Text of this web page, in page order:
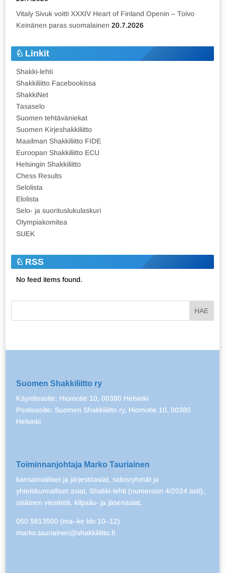
Vitaly Sivuk voitti XXXIV Heart of Finland Openin – Toivo
Keinänen paras suomalainen 20.7.2026
Linkit
Shakki-lehti
Shakkiliitto Facebookissa
ShakkiNet
Tasaselo
Suomen tehtäväniekat
Suomen Kirjeshakkiliitto
Maailman Shakkiliitto FIDE
Euroopan Shakkiliitto ECU
Helsingin Shakkiliitto
Chess Results
Selolista
Elolista
Selo- ja suorituslukulaskuri
Olympiakomitea
SUEK
RSS
No feed items found.
Suomen Shakkiliitto ry
Käyntiosoite: Hiomotie 10, 00380 Helsinki
Postiosoite: Suomen Shakkiliitto ry, Hiomotie 10, 00380
Helsinki
Toiminnanjohtaja Marko Tauriainen
kansainväliset ja järjestöasiat, sidosryhmät ja
yhteiskunnalliset asiat, Shakki-lehti (numeroon 4/2024 asti),
sisäinen viestintä, kilpailu- ja jäsenasiat.
050 5813500 (ma–ke klo 10–12)
marko.tauriainen@shakkiliitto.fi